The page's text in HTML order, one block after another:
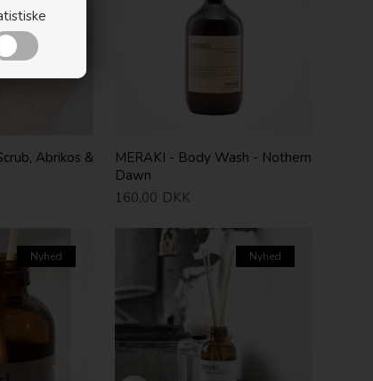
Abrikos &
MERAKI - Body Wash - Nothern
Dawn
160,00 DKK
Nyhed Nyhed